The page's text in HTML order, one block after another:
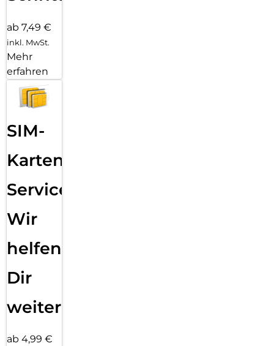
ab 7,49 €
inkl. MwSt.
Mehr
erfahren
SIM-
Karten
Service:
Wir
helfen
Dir
weiter
ab 4,99 €